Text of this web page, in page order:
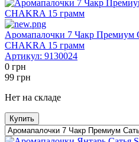
Аромапалочки 7 Чакр Премиум
CHAKRA 15 грамм
Артикул: 9130024
0 грн
99 грн
Нет на складе
Купить